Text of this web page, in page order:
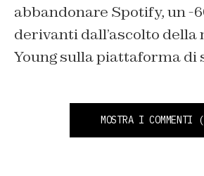
abbandonare Spotify, un -
derivanti dall’ascolto della
Young sulla piattaforma di
MOSTRA I COMMENTI